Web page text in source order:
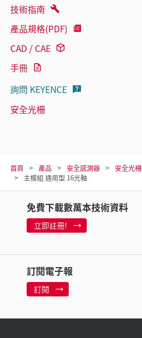
技術指南
產品規格(PDF)
CAD / CAE
手冊
詢問 KEYENCE
安全光柵
首頁 產品 安全感測器 安全光柵
主模組 通用型 16光軸
免費下載數萬本技術資料
立即註冊!
訂閱電子報
訂閱